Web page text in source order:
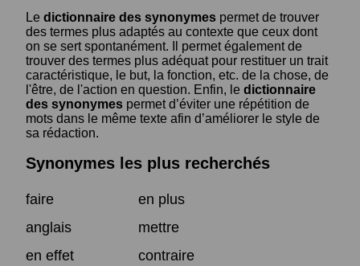
Le dictionnaire des synonymes permet de trouver
des termes plus adaptés au contexte que ceux dont
on se sert spontanément. Il permet également de
trouver des termes plus adéquat pour restituer un trait
caractéristique, le but, la fonction, etc. de la chose, de
l'être, de l'action en question. Enfin, le dictionnaire
des synonymes permet d’éviter une répétition de
mots dans le même texte afin d’améliorer le style de
sa rédaction.
Synonymes les plus recherchés
faire
en plus
anglais
mettre
en effet
contraire